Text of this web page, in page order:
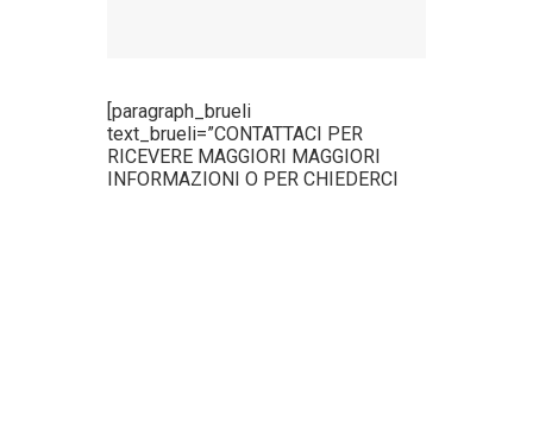
[paragraph_brueli
text_brueli=”CONTATTACI PER
RICEVERE MAGGIORI MAGGIORI
INFORMAZIONI O PER CHIEDERCI